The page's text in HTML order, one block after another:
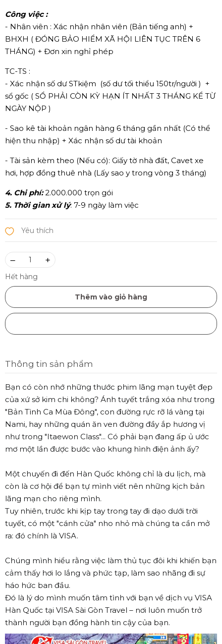
Công việc :
- Nhân viên : Xác nhận nhân viên (Bản tiếng anh) +
BHXH ( ĐÓNG BẢO HIỂM XÃ HỘI LIÊN TỤC TRÊN 6
THÁNG) + Đơn xin nghỉ phép
TC-TS :
- Xác nhận số dư STkiệm (số dư tối thiểu 150tr/người ) +
sổ gốc ( SỔ PHẢI CÒN KỲ HẠN ÍT NHẤT 3 THÁNG KỂ TỪ
NGÀY NỘP )
- Sao kê tài khoản ngân hàng 6 tháng gần nhất (Có thể
hiện thu nhập) + Xác nhận số dư tài khoản
- Tài sản kèm theo (Nếu có): Giấy tờ nhà đất, Cavet xe
hơi, hợp đồng thuê nhà (Lấy sao y trong vòng 3 tháng)
4. Chi phí:2.000.000 trọn gói
5. Thời gian xử lý: 7-9 ngày làm việc
– +
Hết hàng
Thêm vào giỏ hàng
Thông tin sản phẩm
Bạn có còn nhớ những thước phim lãng mạn tuyệt đẹp
của xứ sở kim chi không? Ánh tuyết trắng xóa như trong
"Bản Tình Ca Mùa Đông", con đường rực rỡ lá vàng tại
Nami, hay những quán ăn ven đường đầy ắp hương vị
như trong "Itaewon Class"... Có phải bạn đang ấp ủ ước
mơ một lần được bước vào khung hình điện ảnh ấy?
Một chuyến đi đến Hàn Quốc không chỉ là du lịch, mà
còn là cơ hội để bạn tự mình viết nên những kịch bản
lãng mạn cho riêng mình.
Tuy nhiên, trước khi kịp tay trong tay đi dạo dưới trời
tuyết, có một "cánh cửa" nho nhỏ mà chúng ta cần mở
ra: đó chính là VISA.
Chúng mình hiểu rằng việc làm thủ tục đôi khi khiến bạn
cảm thấy hơi lo lắng và phức tạp, làm sao nhãng đi sự
háo hức ban đầu.
Đó là lý do mình muốn tâm tình với bạn về dịch vụ VISA
Hàn Quốc tại VISA Sài Gòn Travel – nơi luôn muốn trở
thành người bạn đồng hành tin cậy của bạn.